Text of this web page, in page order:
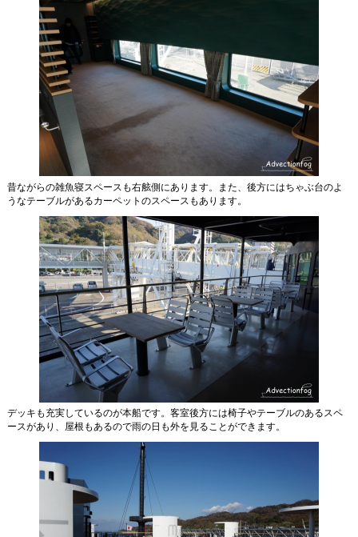
昔ながらの雑魚寝スペースも右舷側にあります。また、後方にはちゃぶ台のよ
うなテーブルがあるカーペットのスペースもあります。
デッキも充実しているのが本船です。客室後方には椅子やテーブルのあるスペ
ースがあり、屋根もあるので雨の日も外を見ることができます。